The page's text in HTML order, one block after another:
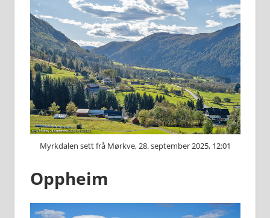
Myrkdalen sett frå Mørkve, 28. september 2025, 12:01
Oppheim